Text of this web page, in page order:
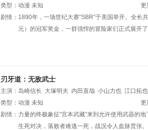
类型： 动漫 未知
更
剧情： 1890年，一场世纪大赛“SBR”于美国举开。全
元）的冠军奖金，一群强悍的冒险家们正式展开
刃牙道：无敌武士
主演： 岛崎信长 大塚明夫 内田直哉 小山力也 江口拓也
彻
类型： 动漫 未知
更
剧情： 力量的终极象征“宫本武藏”来到允许使用武器的
生死对决，落败者难逃一死，战况令人血脉贲张